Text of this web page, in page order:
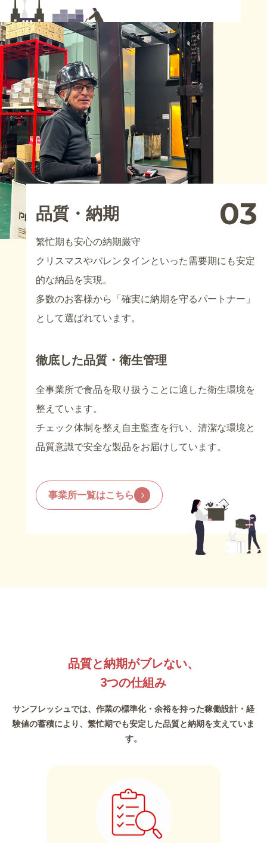
品質・納期 03
繁忙期も安心の納期厳守
クリスマスやバレンタインといった需要期にも安定
的な納品を実現。
多数のお客様から「確実に納期を守るパートナー」
として選ばれています。
徹底した品質・衛生管理
全事業所で食品を取り扱うことに適した衛生環境を
整えています。
チェック体制を整え自主監査を行い、清潔な環境と
品質意識で安全な製品をお届けしています。
事業所一覧はこちら
品質と納期がブレない、
3つの仕組み
サンフレッシュでは、作業の標準化・余裕を持った稼働設計・経
験値の蓄積により、 繁忙期でも安定した品質と納期を支えていま
す。